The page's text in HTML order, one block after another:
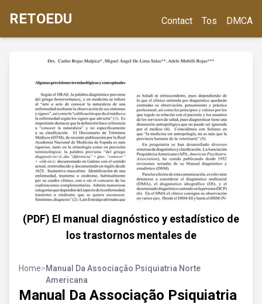
RETOEDU Contact Tos DMCA
(PDF) El manual diagnóstico y estadístico de
los trastornos mentales de
Home>Manual Da Associação Psiquiatria Norte
Americana
Manual Da Associação Psiquiatria